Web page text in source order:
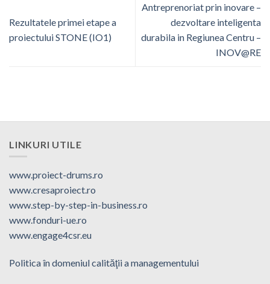
Rezultatele primei etape a
proiectului STONE (IO1)
Antreprenoriat prin inovare –
dezvoltare inteligenta
durabila in Regiunea Centru –
INOV@RE
LINKURI UTILE
www.proiect-drums.ro
www.cresaproiect.ro
www.step-by-step-in-business.ro
www.fonduri-ue.ro
www.engage4csr.eu
Politica în domeniul calităţii a managementului